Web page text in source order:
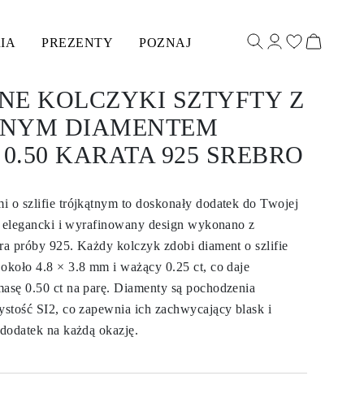
PREZENTY POZNAJ
KOLCZYKI SZTYFTY Z
DIAMENTEM
KARATA 925 SREBRO
o szlifie trójkątnym to doskonały dodatek do Twojej
i wyrafinowany design wykonano z
próby 925. Każdy kolczyk zdobi diament o szlifie
4.8 × 3.8 mm i ważący 0.25 ct, co daje
0.50 ct na parę. Diamenty są pochodzenia
SI2, co zapewnia ich zachwycający blask i
na każdą okazję.